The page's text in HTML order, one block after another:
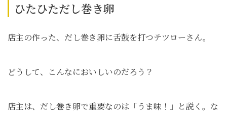
ひたひただし巻き卵
店主の作った、だし巻き卵に舌鼓を打つテツローさん。
どうして、こんなにおいしいのだろう？
店主は、だし巻き卵で重要なのは「うま味！」と説く。な